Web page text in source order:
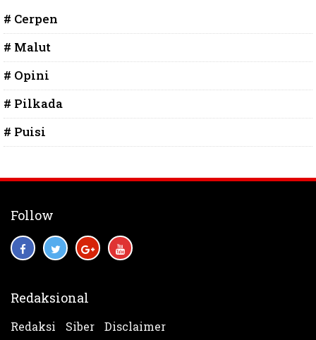
# Cerpen
# Malut
# Opini
# Pilkada
# Puisi
Follow
Redaksional
Redaksi Siber Disclaimer